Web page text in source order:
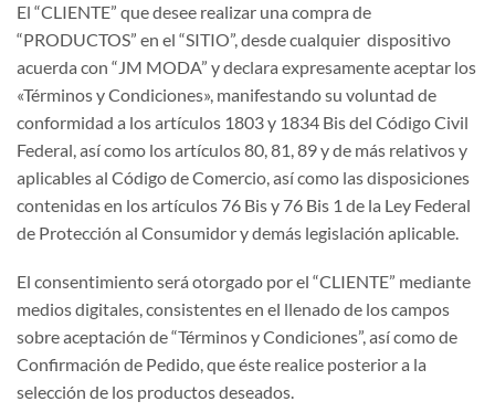
El “CLIENTE” que desee realizar una compra de
“PRODUCTOS” en el “SITIO”, desde cualquier dispositivo
acuerda con “JM MODA” y declara expresamente aceptar los
«Términos y Condiciones», manifestando su voluntad de
conformidad a los artículos 1803 y 1834 Bis del Código Civil
Federal, así como los artículos 80, 81, 89 y de más relativos y
aplicables al Código de Comercio, así como las disposiciones
contenidas en los artículos 76 Bis y 76 Bis 1 de la Ley Federal
de Protección al Consumidor y demás legislación aplicable.
El consentimiento será otorgado por el “CLIENTE” mediante
medios digitales, consistentes en el llenado de los campos
sobre aceptación de “Términos y Condiciones”, así como de
Confirmación de Pedido, que éste realice posterior a la
selección de los productos deseados.